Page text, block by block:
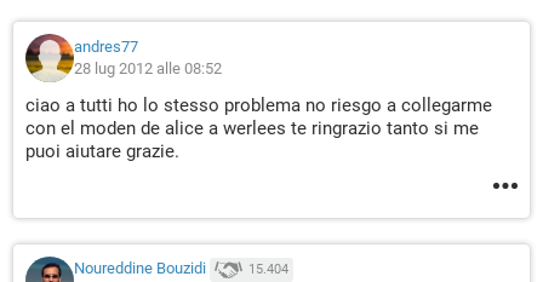
andres77
28 lug 2012 alle 08:52
ciao a tutti ho lo stesso problema no riesgo a collegarme
con el moden de alice a werlees te ringrazio tanto si me
puoi aiutare grazie.
Noureddine Bouzidi 15.404